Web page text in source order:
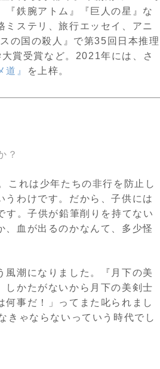
『鉄腕アトム』『巨人の星』な
ステリ、旅行エッセイ、アニ
の国の殺人』で第35回日本推理
賞受賞など。2021年には、さ
道』 を上梓。
？
これは少年たちの非行を防止し
うわけです。だから、子供には
す。子供が鉛筆削りを持てない
、血が出るのかなんて、多少怪
風潮になりました。『月下の美
しかたがないから月下の美剣士
事だ！」ってまた叱られまし
きゃならないっていう時代でし